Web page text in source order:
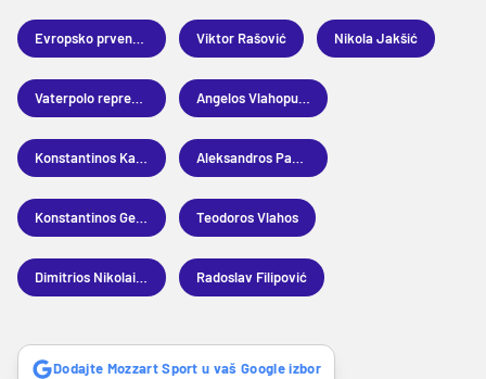
Viktor Rašović Nikola Jakšić
Teodoros Vlahos
Radoslav Filipović
Dodajte Mozzart Sport u vaš Google izbor